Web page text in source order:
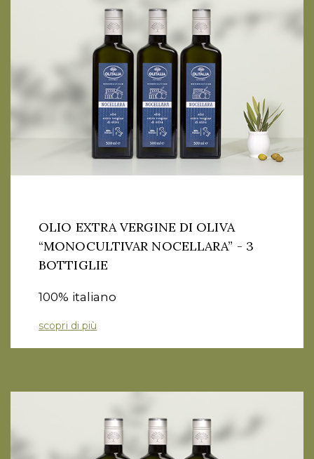
OLIO EXTRA VERGINE DI OLIVA
“MONOCULTIVAR NOCELLARA” - 3
BOTTIGLIE
100% italiano
scopri di più